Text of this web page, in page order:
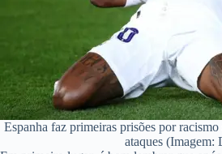
Espanha faz primeiras prisões por
ataques (Imagem: